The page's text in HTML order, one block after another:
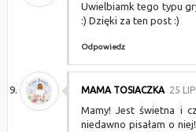
Uwielbiamk tego typu
:) Dzięki za ten post :)
Odpowiedz
MAMA TOSIACZKA 25
Mamy! Jest świetna i
niedawno pisałam o